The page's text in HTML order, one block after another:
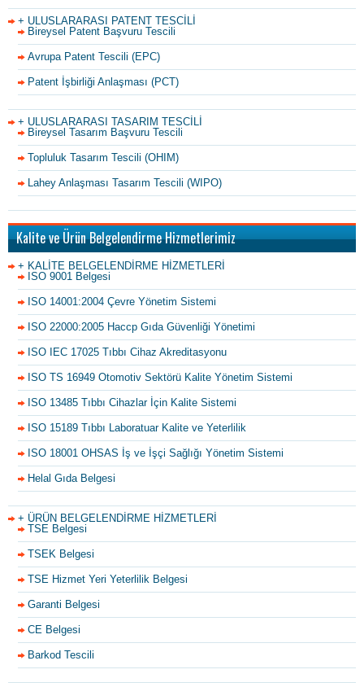
+ ULUSLARARASI PATENT TESCİLİ
Bireysel Patent Başvuru Tescili
Avrupa Patent Tescili (EPC)
Patent İşbirliği Anlaşması (PCT)
+ ULUSLARARASI TASARIM TESCİLİ
Bireysel Tasarım Başvuru Tescili
Topluluk Tasarım Tescili (OHIM)
Lahey Anlaşması Tasarım Tescili (WIPO)
Kalite ve Ürün Belgelendirme Hizmetlerimiz
+ KALİTE BELGELENDİRME HİZMETLERİ
ISO 9001 Belgesi
ISO 14001:2004 Çevre Yönetim Sistemi
ISO 22000:2005 Haccp Gıda Güvenliği Yönetimi
ISO IEC 17025 Tıbbı Cihaz Akreditasyonu
ISO TS 16949 Otomotiv Sektörü Kalite Yönetim Sistemi
ISO 13485 Tıbbı Cihazlar İçin Kalite Sistemi
ISO 15189 Tıbbı Laboratuar Kalite ve Yeterlilik
ISO 18001 OHSAS İş ve İşçi Sağlığı Yönetim Sistemi
Helal Gıda Belgesi
+ ÜRÜN BELGELENDİRME HİZMETLERİ
TSE Belgesi
TSEK Belgesi
TSE Hizmet Yeri Yeterlilik Belgesi
Garanti Belgesi
CE Belgesi
Barkod Tescili